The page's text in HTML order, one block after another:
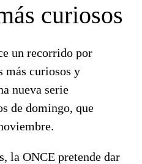
curiosos
un recorrido por
más curiosos y
nueva serie
de domingo, que
la ONCE pretende dar